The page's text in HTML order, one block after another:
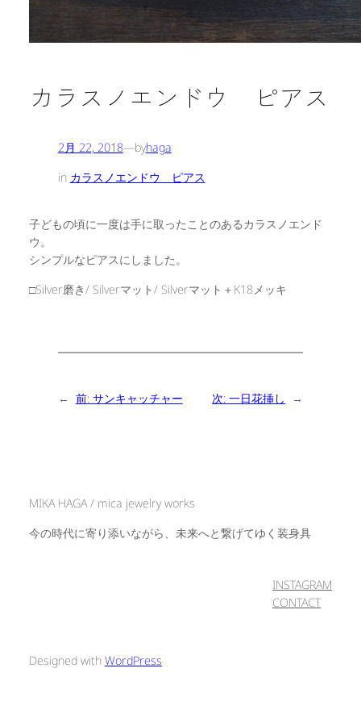
カラスノエンドウ ピアス
2月 22, 2018—byhaga
in カラスノエンドウ ピアス
子どもの頃に一度は手に取ったことのあるカラスノエンド
ウ。
シンプルなピアスにしました。
□Silver磨き/ Silverマット/ Silverマット＋K18メッキ
← 前: サンキャッチャー 次:一日花挿し →
MIKA HAGA / mica jewelry works
今の時代に寄り添いながら、未来へと繋げてゆく装身具
INSTAGRAM
CONTACT
Designed with WordPress